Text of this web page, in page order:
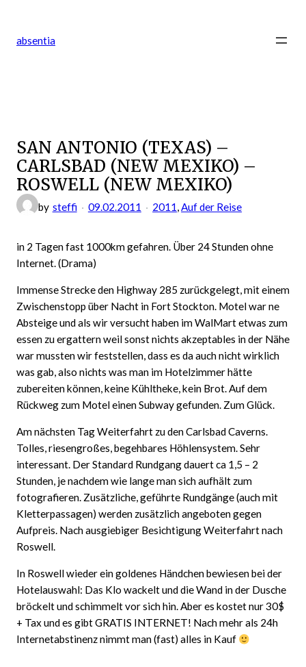
springen
absentia
SAN ANTONIO (TEXAS) –
CARLSBAD (NEW MEXIKO) –
ROSWELL (NEW MEXIKO)
by steffi 09.02.2011 2011, Auf der Reise
in 2 Tagen fast 1000km gefahren. Über 24 Stunden ohne
Internet. (Drama)
Immense Strecke den Highway 285 zurückgelegt, mit einem
Zwischenstopp über Nacht in Fort Stockton. Motel war ne
Absteige und als wir versucht haben im WalMart etwas zum
essen zu ergattern weil sonst nichts akzeptables in der Nähe
war mussten wir feststellen, dass es da auch nicht wirklich
was gab, also nichts was man im Hotelzimmer hätte
zubereiten können, keine Kühltheke, kein Brot. Auf dem
Rückweg zum Motel einen Subway gefunden. Zum Glück.
Am nächsten Tag Weiterfahrt zu den Carlsbad Caverns.
Tolles, riesengroßes, begehbares Höhlensystem. Sehr
interessant. Der Standard Rundgang dauert ca 1,5 – 2
Stunden, je nachdem wie lange man sich aufhält zum
fotografieren. Zusätzliche, geführte Rundgänge (auch mit
Kletterpassagen) werden zusätzlich angeboten gegen
Aufpreis. Nach ausgiebiger Besichtigung Weiterfahrt nach
Roswell.
In Roswell wieder ein goldenes Händchen bewiesen bei der
Hotelauswahl: Das Klo wackelt und die Wand in der Dusche
bröckelt und schimmelt vor sich hin. Aber es kostet nur 30$
+ Tax und es gibt GRATIS INTERNET! Nach mehr als 24h
Internetabstinenz nimmt man (fast) alles in Kauf